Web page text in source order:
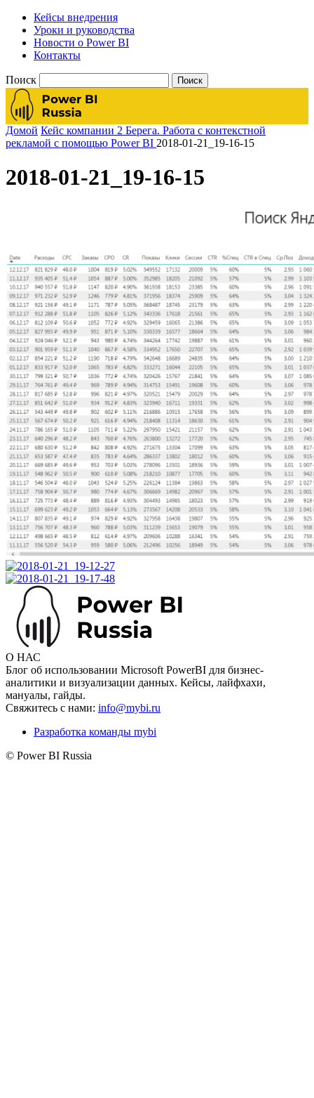
Кейсы внедрения
Уроки и руководства
Новости о Power BI
Контакты
Поиск
Домой Кейс компании 2 Берега. Работа с контекстной
рекламой с помощью Power BI 2018-01-21_19-16-15
2018-01-21_19-16-15
О НАС
Блог об использовании Microsoft PowerBI для бизнес-
аналитики и визуализации данных. Кейсы, лайфхахи,
мануалы, гайды.
Свяжитесь с нами: info@mybi.ru
Разработка команды mybi
© Power BI Russia